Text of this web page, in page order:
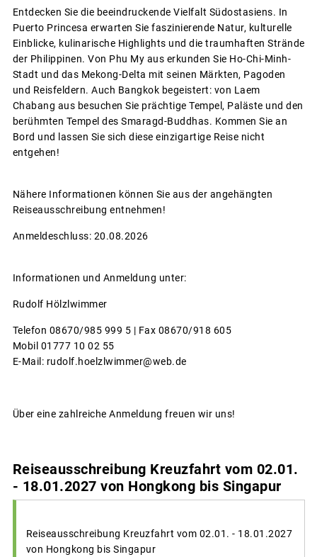
Entdecken Sie die beeindruckende Vielfalt Südostasiens. In
Puerto Princesa erwarten Sie faszinierende Natur, kulturelle
Einblicke, kulinarische Highlights und die traumhaften Strände
der Philippinen. Von Phu My aus erkunden Sie Ho-Chi-Minh-
Stadt und das Mekong-Delta mit seinen Märkten, Pagoden
und Reisfeldern. Auch Bangkok begeistert: von Laem
Chabang aus besuchen Sie prächtige Tempel, Paläste und den
berühmten Tempel des Smaragd-Buddhas. Kommen Sie an
Bord und lassen Sie sich diese einzigartige Reise nicht
entgehen!
Nähere Informationen können Sie aus der angehängten
Reiseausschreibung entnehmen!
Anmeldeschluss: 20.08.2026
Informationen und Anmeldung unter:
Rudolf Hölzlwimmer
Telefon 08670/985 999 5 | Fax 08670/918 605
Mobil 01777 10 02 55
E-Mail: rudolf.hoelzlwimmer@web.de
Über eine zahlreiche Anmeldung freuen wir uns!
Reiseausschreibung Kreuzfahrt vom 02.01.
- 18.01.2027 von Hongkong bis Singapur
Reiseausschreibung Kreuzfahrt vom 02.01. - 18.01.2027
von Hongkong bis Singapur